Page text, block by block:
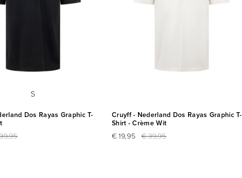
S
Dos Rayas Graphic T-
Cruyff - Nederland Dos Rayas Graphic T-
Shirt - Crème Wit
€ 19,95 € 39,95